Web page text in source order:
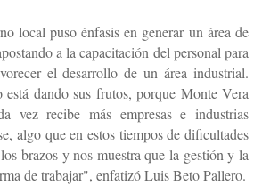
local puso énfasis en generar un área de
a la capacitación del personal para
el desarrollo de un área industrial.
dando sus frutos, porque Monte Vera
vez recibe más empresas e industrias
algo que en estos tiempos de dificultades
brazos y nos muestra que la gestión y la
de trabajar", enfatizó Luis Beto Pallero.